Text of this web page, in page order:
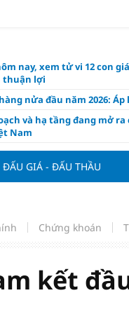
nay, xem tử vi 12 con
thuận lợi
nửa đầu năm 2026:
và hạ tầng đang mở
Nam
giảm 30% thuế cho hộ,
tỷ đồng
hôm nay 7/8: Thị trường
trẻ quốc tế xem Phú
vụ Rodri mở đường cho
thức đối với tham vọng
ĐẤU GIÁ - ĐẤU THẦU
Chứng khoán
kết